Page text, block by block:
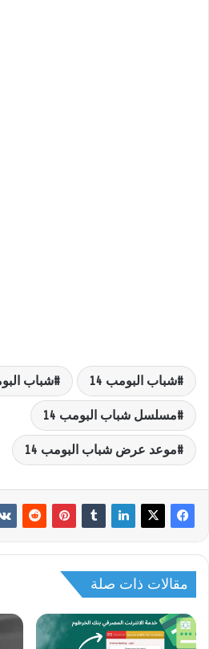
شباب البومب 14 شباب البومب 14
مسلسل شباب البومب 14
موعد عرض شباب البومب 14
مقالات ذات صلة